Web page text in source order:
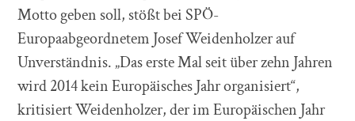
Motto geben soll, stößt bei SPÖ-
Europaabgeordnetem Josef Weidenholzer auf
Unverständnis. „Das erste Mal seit über zehn Jahren
wird 2014 kein Europäisches Jahr organisiert“,
kritisiert Weidenholzer, der im Europäischen Jahr